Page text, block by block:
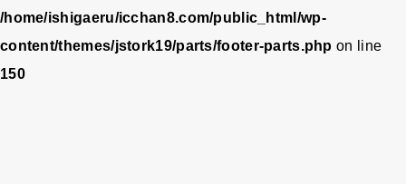
/home/ishigaeru/icchan8.com/public_html/wp-
content/themes/jstork19/parts/footer-parts.php on line
150